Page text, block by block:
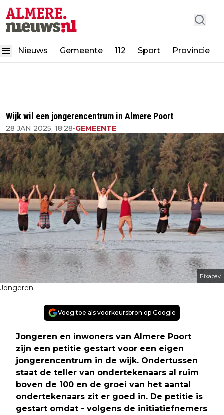
Nieuws Gemeente 112 Sport Provincie
Wijk wil een jongerencentrum in Almere Poort
28 JAN 2025, 18:28•GEMEENTE
Pixabay
Jongeren
Voeg toe als voorkeursbron op Google
Jongeren en inwoners van Almere Poort
zijn een petitie gestart voor een eigen
jongerencentrum in de wijk. Ondertussen
staat de teller van ondertekenaars al ruim
boven de 100 en de groei van het aantal
ondertekenaars zit er goed in. De petitie is
gestart omdat - volgens de initiatiefnemers